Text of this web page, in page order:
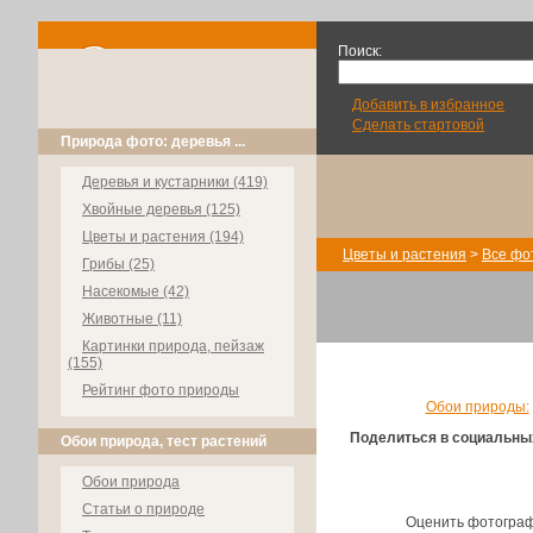
Природа фото: деревья ...
Деревья и кустарники (419)
Хвойные деревья (125)
Цветы и растения (194)
Грибы (25)
Насекомые (42)
Животные (11)
Картинки природа, пейзаж
(155)
Рейтинг фото природы
Обои природа, тест растений
Обои природа
Статьи о природе
Поиск:
Добавить в избранное
Сделать стартовой
Цветы и растения > Все
Обои природы:
Поделиться в
Оценить